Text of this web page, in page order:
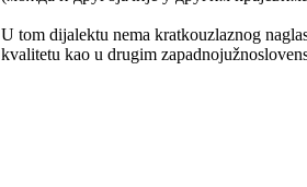
U tom dijalektu nema kratkouzlaznog
kvalitetu kao u drugim